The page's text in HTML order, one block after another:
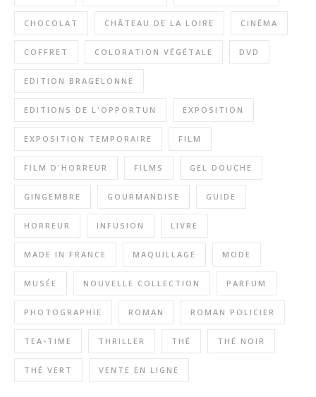
CHOCOLAT CHÂTEAU DE LA LOIRE CINÉMA
COFFRET COLORATION VÉGÉTALE DVD
EDITION BRAGELONNE
EDITIONS DE L'OPPORTUN EXPOSITION
EXPOSITION TEMPORAIRE FILM
FILM D'HORREUR FILMS GEL DOUCHE
GINGEMBRE GOURMANDISE GUIDE
HORREUR INFUSION LIVRE
MADE IN FRANCE MAQUILLAGE MODE
MUSÉE NOUVELLE COLLECTION PARFUM
PHOTOGRAPHIE ROMAN ROMAN POLICIER
TEA-TIME THRILLER THÉ THÉ NOIR
THÉ VERT VENTE EN LIGNE